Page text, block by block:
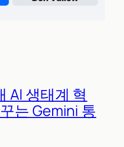
AI 생태계 혁
는 Gemini 통